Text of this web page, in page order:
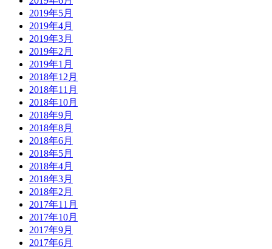
2019年5月
2019年4月
2019年3月
2019年2月
2019年1月
2018年12月
2018年11月
2018年10月
2018年9月
2018年8月
2018年6月
2018年5月
2018年4月
2018年3月
2018年2月
2017年11月
2017年10月
2017年9月
2017年6月